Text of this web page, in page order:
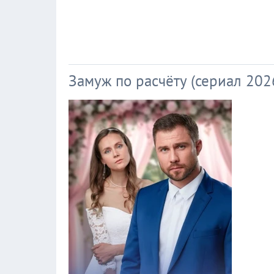
Замуж по расчёту (сериал